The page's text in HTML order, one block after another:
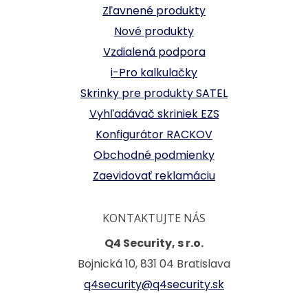
Zľavnené produkty
Nové produkty
Vzdialená podpora
i-Pro kalkulačky
Skrinky pre produkty SATEL
Vyhľadávač skriniek EZS
Konfigurátor RACKOV
Obchodné podmienky
Zaevidovať reklamáciu
KONTAKTUJTE NÁS
Q4 Security, s r.o.
Bojnická 10, 831 04 Bratislava
q4security@q4security.sk